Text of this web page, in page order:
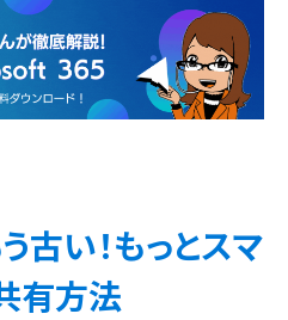
古い！もっとスマ
有方法